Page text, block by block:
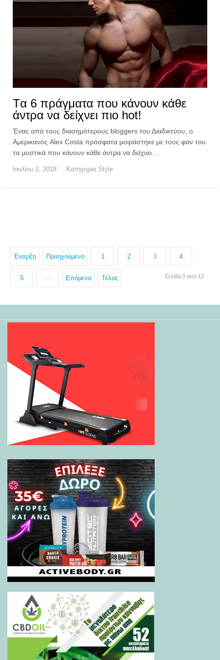
Tα 6 πράγματα που κάνουν κάθε
άντρα να δείχνει πιο hot!
Ένας από τους διασημότερους bloggers του Διαδικτύου, ο
Αμερικανός Alex Costa πρόσφατα μοιράστηκε με τους φαν του
τα μυστικά που κάνουν κάθε άντρα να δείχνει…
Ιουλίου 2, 2018 Κατηγορία Style
Έναρξη Προηγούμενο 1 2 3 4
5 … Επόμενο Τέλος Σελίδα 3 από 12